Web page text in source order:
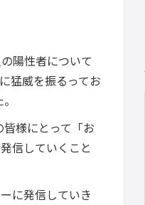
陽性者について
猛威を振るってお
様にとって「お
信していくこと
に発信していき